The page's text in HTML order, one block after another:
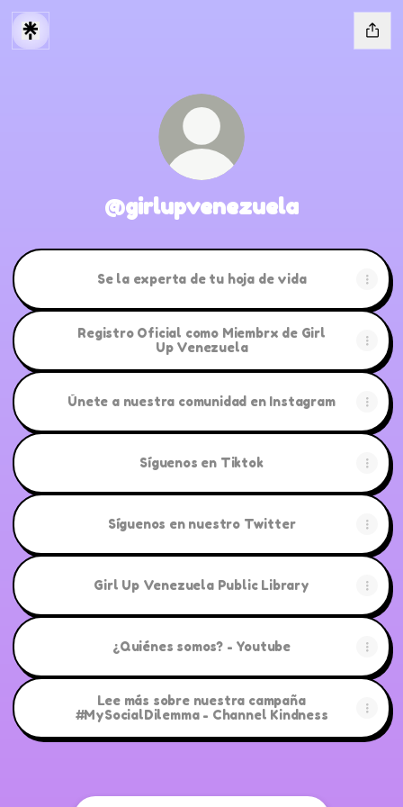
@girlupvenezuela
Se la experta de tu hoja de vida
Registro Oficial como Miembrx de Girl
Up Venezuela
Únete a nuestra comunidad en Instagram
Síguenos en Tiktok
Síguenos en nuestro Twitter
Girl Up Venezuela Public Library
¿Quiénes somos? - Youtube
Lee más sobre nuestra campaña
#MySocialDilemma - Channel Kindness